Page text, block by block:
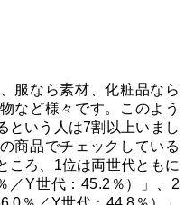
服なら素材、化粧品なら
など様々です。このよう
という人は7割以上いまし
商品でチェックしている
ころ、1位は両世代ともに
／Y世代：45.2％）」、2